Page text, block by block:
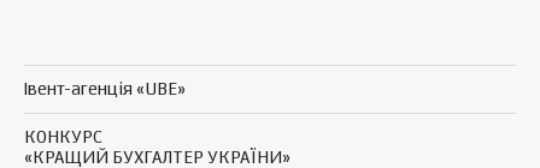
Івент-агенція «UBE»
КОНКУРС
«КРАЩИЙ БУХГАЛТЕР УКРАЇНИ»